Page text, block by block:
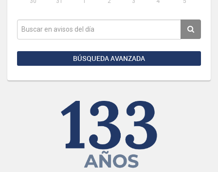
BÚSQUEDA AVANZADA